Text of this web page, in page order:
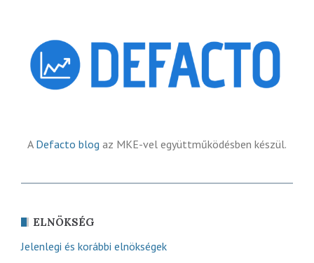
A Defacto blog az MKE-vel együttműködésben készül.
ELNÖKSÉG
Jelenlegi és korábbi elnökségek